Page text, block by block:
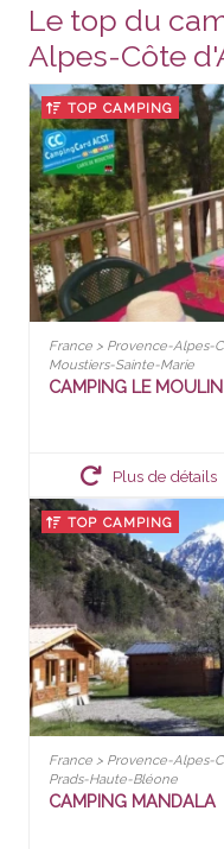
Le top du
Alpes-Côte
TOP CAMPING
France > Provence-Alpes-
Moustiers-Sainte-Marie
CAMPING LE MOULIN
Plus de détails
TOP CAMPING
France > Provence-Alpes-
Prads-Haute-Bléone
CAMPING MANDALA